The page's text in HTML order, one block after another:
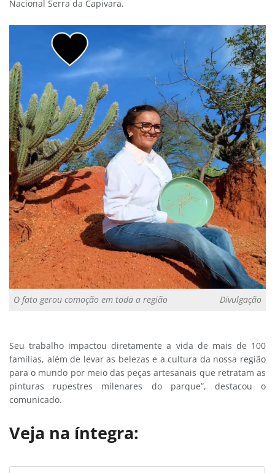
Nacional Serra da Capivara.
O fato gerou comoção em toda a região Divulgação
Seu trabalho impactou diretamente a vida de mais de 100
famílias, além de levar as belezas e a cultura da nossa região
para o mundo por meio das peças artesanais que retratam as
pinturas rupestres milenares do parque”, destacou o
comunicado.
Veja na íntegra: